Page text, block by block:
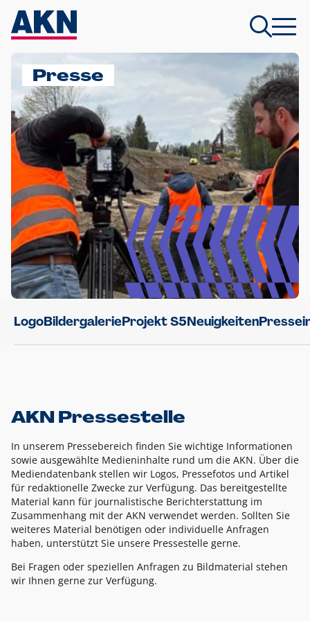
Presse
LogoBildergalerieProjekt S5Neuigkeiten
AKN Pressestelle
In unserem Pressebereich finden Sie wichtige Informationen
sowie ausgewählte Medieninhalte rund um die AKN. Über die
Mediendatenbank stellen wir Logos, Pressefotos und Artikel
für redaktionelle Zwecke zur Verfügung. Das bereitgestellte
Material kann für journalistische Berichterstattung im
Zusammenhang mit der AKN verwendet werden. Sollten Sie
weiteres Material benötigen oder individuelle Anfragen
haben, unterstützt Sie unsere Pressestelle gerne.
Bei Fragen oder speziellen Anfragen zu Bildmaterial stehen
wir Ihnen gerne zur Verfügung.